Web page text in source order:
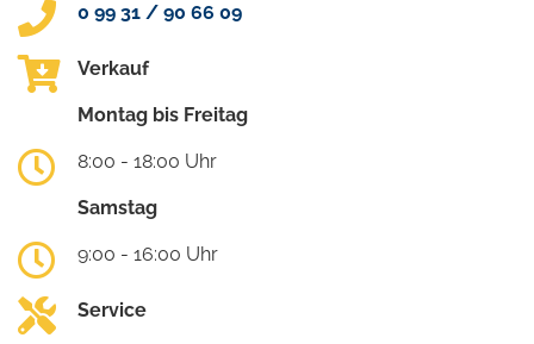
0 99 31 / 90 66 09
Verkauf
Montag bis Freitag
8:00 - 18:00 Uhr
Samstag
9:00 - 16:00 Uhr
Service